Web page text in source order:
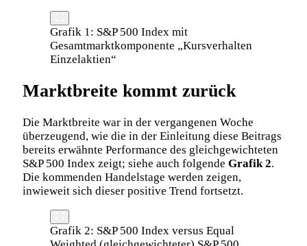
Grafik 1: S&P 500 Index mit
Gesamtmarktkomponente „Kursverhalten
Einzelaktien“
Marktbreite kommt zurück
Die Marktbreite war in der vergangenen Woche
überzeugend, wie die in der Einleitung diese Beitrags
bereits erwähnte Performance des gleichgewichteten
S&P 500 Index zeigt; siehe auch folgende Grafik 2.
Die kommenden Handelstage werden zeigen,
inwieweit sich dieser positive Trend fortsetzt.
Grafik 2: S&P 500 Index versus Equal